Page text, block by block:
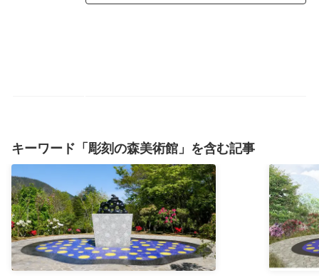
キーワード「彫刻の森美術館」を含む記事